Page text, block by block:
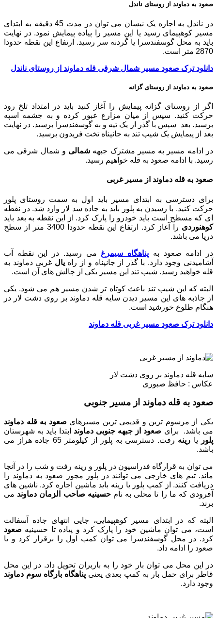
صعود به دماوند از روستای ناندل
در ناندل به اجاره یک نیسان می توان در مدت 45 دقیقه به ابتدای
مسیر کوهپیمای رسید یا این مسیر را پیاده پیمایش نمود. در نهایت
باید به محل گوسفندسرا یا گردنه سر رسید. ارتفاع این نقطه حدودا
2870 متر است.
دانلود ترک صعود مسیر شمال شرقی قله دماوند از روستای ناندل
صعود به دماوند از روستای گزانه
اگر از روستای گزانه پیمایش را آغاز کنید باید در امتداد تلخ رود
حرکت کنید. سپس از میان مزارع عبور کرده و به جشمه اسپه
برسید. بعد سپس با گذر از یک تپه و به گوسفندسرا برسید. در نهایت
بعد از پیمایش یک شیب تند به جانپناه تخت فریدون برسید.
در ادامه مسیر به مسیر مشترک جبهه شمالی و شمال شرقی می
رسید. با ادامه صعود به قله خواهیم رسید.
صعود به قله دماوند از مسیر غربی
برای دسترسی به ابتدای مسیر باید اول به سمت روستای پلور
حرکت کنید. با رسیدن به پلور باید به جاده سد لار وارد شد. در نقطه
ای که مسطح است باید خودرو را پارک کرد. از این نقطه به بعد باید
کوهنوردی
را آغاز کرد. ارتفاع این نقطه حدودا 3400 متر از سطح
دریا می باشد.
در ادامه صعود به پناهگاه سیمرغ می رسید. در این نقطه آب
آشامیدنی وجود دارد. با گذر از جانپناه و از راهیال غربی دماوند به
قله خواهید رسید. شیب تند این مسیر یکی از چالش های آن است.
البته که این شیب تند باعث کوتاه تر شدن مسیر هم می شود. یکی
از جاذبه های این مسیر دیدن سایه قله دماوند بر روی دشت لار در
هنگام طلوع خورشید است.
دانلود ترک صعود مسیر غربی قله دماوند
سایه قله دماوند بر روی دشت لار
عکاس : حافظ صبوری
صعود به قله دماوند از مسیر جنوبی
یکی از مرسوم ترین و قدیمی ترین مسیرهای صعود به قله دماوند
می باشد. برای صعود از جبهه جنوبی دماوند ابتدا باید به شهرستان
پلور
یا رینه
رفت. دسترسی به پلور از کیلومتر 65 جاده هراز می
باشد.
می توان به قرارگاه فدراسیون در پلور و رینه رفت و شب را در آنجا
ماند. تیم های خارجی می توانند در پلور مجوز صعود به دماوند را
دریافت کنند. از کمپ پلور یا رینه باید ماشین اجاره کرد. ناشین های
آفرودی که ما را تا محلی به نامحسینیه صاحب الزمان دماوند می
برند.
البته که در ابتدای مسیر کوهپیمایی، جایی انتهای جاده آسفالت
است، می توان ماشین خود را پارک کرد و پیاده تا حسینیه صعود
کرد. در محل گوسفندسرا می توان کمپ اول را برقرار کرد و یا
صعود را ادامه داد.
در این محل می توان بار خود را به باربران تحویل داد. در این محل
قاطر برای حمل بار به کمپ بعدی یعنی پناهگاه بارگاه سوم دماوند
وجود دارد.